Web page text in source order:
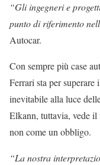
“Gli ingegneri e
punto di riferimento
Autocar.
Con sempre più case
Ferrari sta per
inevitabile alla luce
Elkann, tuttavia, vede
non come un obbligo.
“La nostra